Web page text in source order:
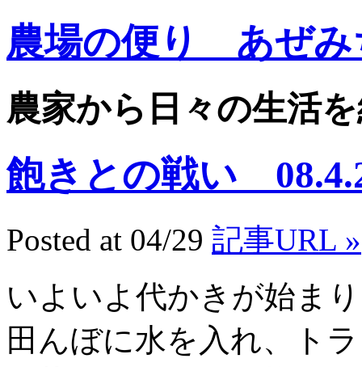
農場の便り あぜみ
農家から日々の生活
飽きとの戦い
Posted at 04/29 記事URL »
いよいよ代かきが始ま
田んぼに水を入れ、ト